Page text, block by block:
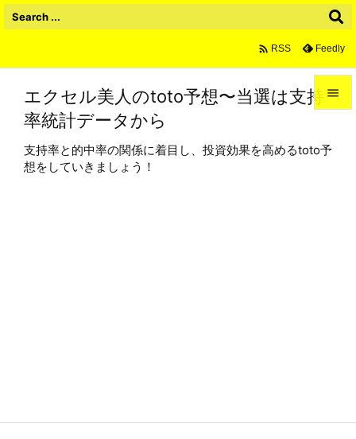
エクセル美人のtoto予想〜当選は支持
率統計データから
支持率と的中率の関係に着目し、投資効果を高めるtoto予
想をしていきましょう！

メニュ
 RSS Feedly